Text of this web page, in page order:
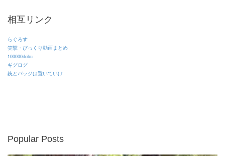
相互リンク
らぐろす
笑撃・びっくり動画まとめ
100000dobu
ギグログ
銃とバッジは置いていけ
Popular Posts